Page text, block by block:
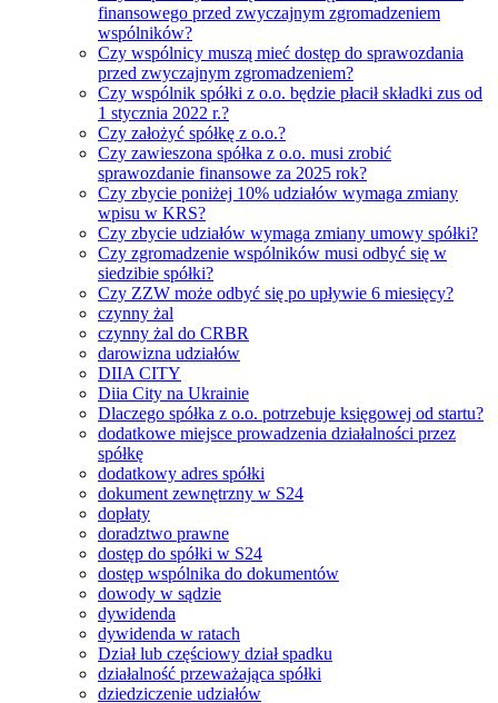
finansowego przed zwyczajnym zgromadzeniem
wspólników?
Czy wspólnicy muszą mieć dostęp do sprawozdania
przed zwyczajnym zgromadzeniem?
Czy wspólnik spółki z o.o. będzie płacił składki zus od
1 stycznia 2022 r.?
Czy założyć spółkę z o.o.?
Czy zawieszona spółka z o.o. musi zrobić
sprawozdanie finansowe za 2025 rok?
Czy zbycie poniżej 10% udziałów wymaga zmiany
wpisu w KRS?
Czy zbycie udziałów wymaga zmiany umowy spółki?
Czy zgromadzenie wspólników musi odbyć się w
siedzibie spółki?
Czy ZZW może odbyć się po upływie 6 miesięcy?
czynny żal
czynny żal do CRBR
darowizna udziałów
DIIA CITY
Diia City na Ukrainie
Dlaczego spółka z o.o. potrzebuje księgowej od startu?
dodatkowe miejsce prowadzenia działalności przez
spółkę
dodatkowy adres spółki
dokument zewnętrzny w S24
dopłaty
doradztwo prawne
dostęp do spółki w S24
dostęp wspólnika do dokumentów
dowody w sądzie
dywidenda
dywidenda w ratach
Dział lub częściowy dział spadku
działalność przeważająca spółki
dziedziczenie udziałów